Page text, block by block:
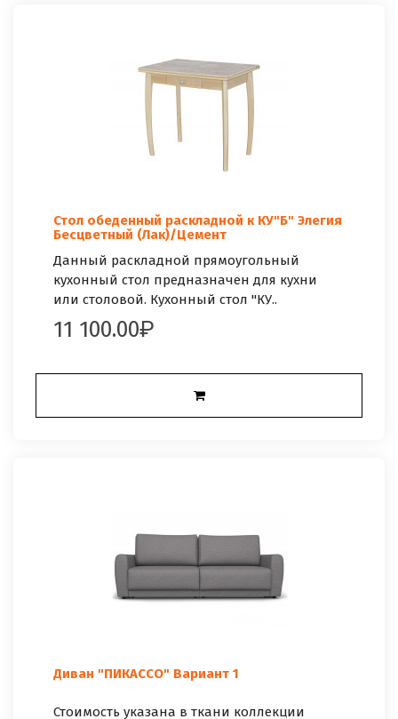
Стол обеденный раскладной к КУ"Б" Элегия
Бесцветный (Лак)/Цемент
Данный раскладной прямоугольный
кухонный стол предназначен для кухни
или столовой. Кухонный стол "КУ..
11 100.00
Диван "ПИКАССО" Вариант 1
Стоимость указана в ткани коллекции